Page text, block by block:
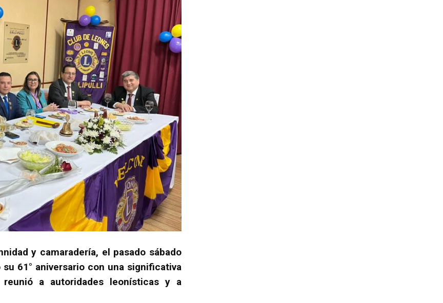
y camaradería, el pasado sábado
61° aniversario con una significativa
reunió a autoridades leonísticas y a